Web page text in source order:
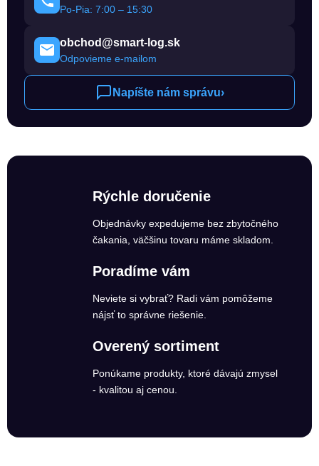
Po-Pia: 7:00 – 15:30
obchod@smart-log.sk
Odpovieme e-mailom
Napíšte nám správu›
Rýchle doručenie
Objednávky expedujeme bez zbytočného
čakania, väčšinu tovaru máme skladom.
Poradíme vám
Neviete si vybrať? Radi vám pomôžeme
nájsť to správne riešenie.
Overený sortiment
Ponúkame produkty, ktoré dávajú zmysel
- kvalitou aj cenou.